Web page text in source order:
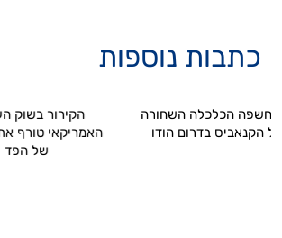
כתבות נוספות
הכלכלה השחורה
בדרום הודו
הקירור בשוק
האמריקאי טורף את
של הפד